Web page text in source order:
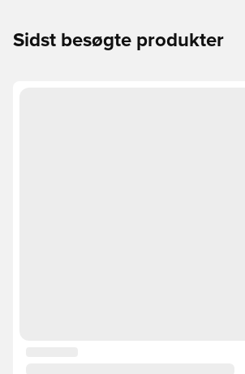
Sidst besøgte produkter